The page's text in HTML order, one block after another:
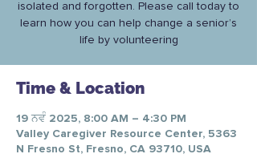
isolated and forgotten. Please call today to
learn how you can help change a senior’s
life by volunteering
Time & Location
19 ਨਵੰ 2025, 8:00 AM – 4:30 PM
Valley Caregiver Resource Center, 5363
N Fresno St, Fresno, CA 93710, USA